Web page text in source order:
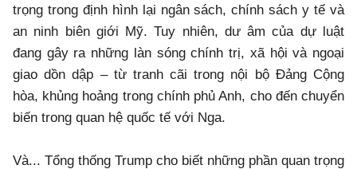
trọng trong định hình lại ngân sách, chính sách y tế và
an ninh biên giới Mỹ. Tuy nhiên, dư âm của dự luật
đang gây ra những làn sóng chính trị, xã hội và ngoại
giao dồn dập – từ tranh cãi trong nội bộ Đảng Cộng
hòa, khủng hoảng trong chính phủ Anh, cho đến chuyển
biến trong quan hệ quốc tế với Nga.
Và... Tổng thống Trump cho biết những phần quan trọng